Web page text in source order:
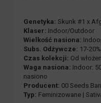
Genetyka: Skunk #1 x
Klaser: Indoor/Outdoor
Wielkość nasiona:
Subs. Odżywcze: 17-20%
Czas kolekcji: Od
Waga nasiona: Indoor:
nasiono
Producent: 00 Seeds
Typ: Feminizowane |